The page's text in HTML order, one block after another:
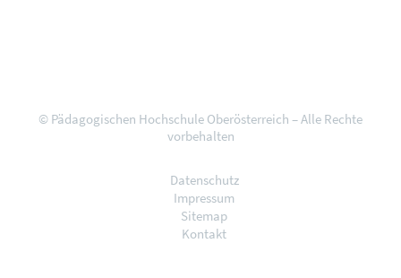
© Pädagogischen Hochschule Oberösterreich – Alle Rechte
vorbehalten
Datenschutz
Impressum
Sitemap
Kontakt